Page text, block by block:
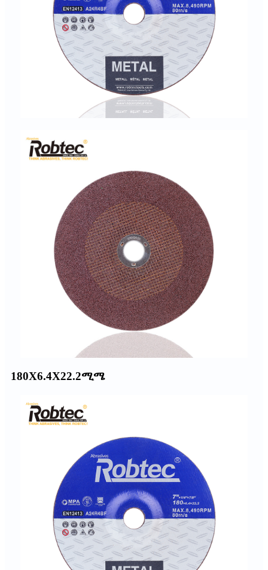
180X6.4X22.2ሚሜ